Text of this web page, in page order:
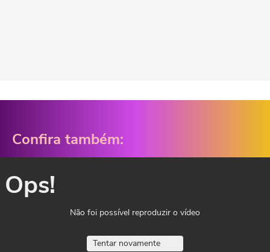
Confira também:
Ops!
Não foi possível reproduzir o vídeo
Tentar novamente